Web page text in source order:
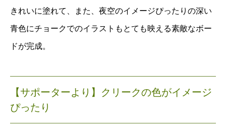
きれいに塗れて、また、夜空のイメージぴったりの深い
青色にチョークでのイラストもとても映える素敵なボー
ドが完成。
【サポーターより】クリークの色がイメージ
ぴったり